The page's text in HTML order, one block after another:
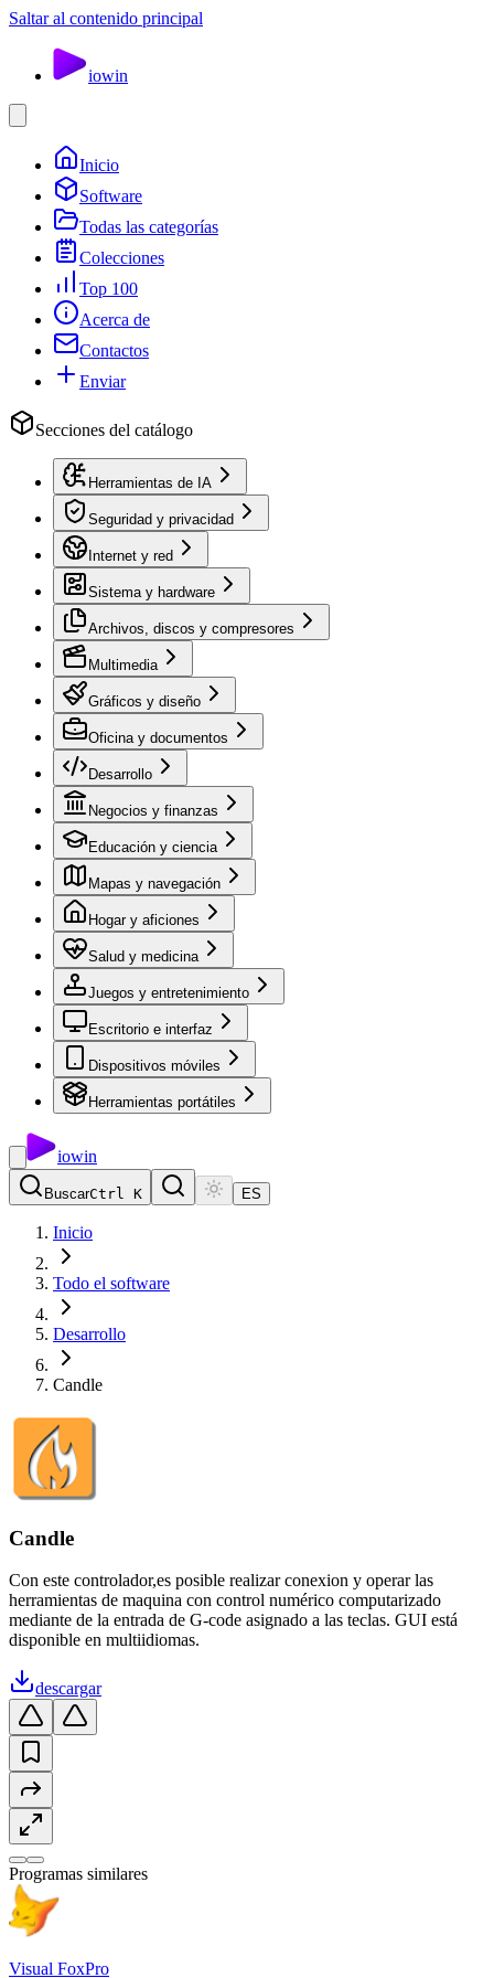
Saltar al contenido principal
iowin
Inicio
Software
Todas las categorías
Colecciones
Top 100
Acerca de
Contactos
Enviar
Secciones del catálogo
Herramientas de IA
Seguridad y privacidad
Internet y red
Sistema y hardware
Archivos, discos y compresores
Multimedia
Gráficos y diseño
Oficina y documentos
Desarrollo
Negocios y finanzas
Educación y ciencia
Mapas y navegación
Hogar y aficiones
Salud y medicina
Juegos y entretenimiento
Escritorio e interfaz
Dispositivos móviles
Herramientas portátiles
iowin
BuscarCtrl K ES
Inicio
Todo el software
Desarrollo
Candle
Candle
Con este controlador,es posible realizar conexion y operar las
herramientas de maquina con control numérico computarizado
mediante de la entrada de G-code asignado a las teclas. GUI está
disponible en multiidiomas.
descargar
Programas similares
Visual FoxPro